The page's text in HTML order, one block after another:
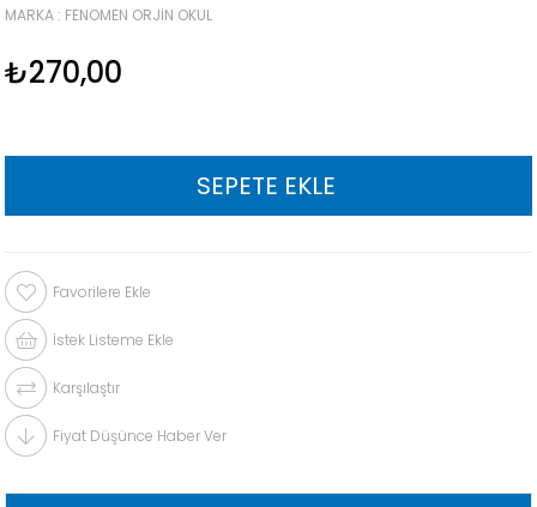
MARKA : FENOMEN ORJIN OKUL
₺270,00
Favorilere Ekle
İstek Listeme Ekle
Karşılaştır
Fiyat Düşünce Haber Ver